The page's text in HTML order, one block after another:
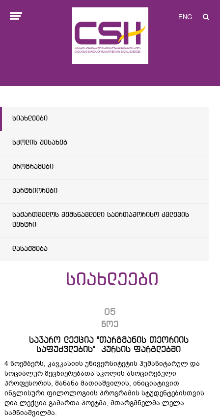
ENG
სიახლეები
სკოლის შესახებ
პროგრამები
პარტნიორები
საქართველოს შემსწავლელი საერთაშორისო კვლევის
ცენტრი
დასაქმება
სიახლეები
05
ნოე
საჯარო ლექცია "თარგმანის თეორიის
საფუძვლების" კურსის ფარგლებში
4 ნოემბერს, კავკასიის უნივერსიტეტის ჰუმანიტარულ და
სოციალურ მეცნიერებათა სკოლის ასოცირებული
პროფესორის, მანანა მათიაშვილის, ინიციატივით
ინგლისური ფილოლოგიის პროგრამის სტუდენტებისთვის
ღია ლექცია გამართა პოეტმა, მთარგმნელმა ლელა
სამნიაშვილმა.